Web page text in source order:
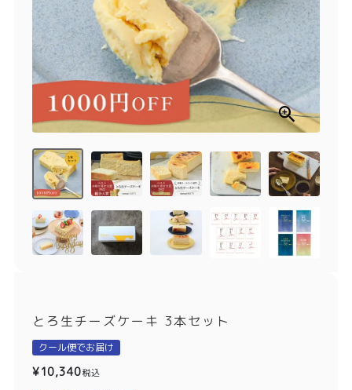
とろ生 まとめ買いお得
セット
お中元
紅茶toroaTea
メルマガ会員様限定
toroa夏のアウトレッ
トセール
濃抹茶とろ生ガトーシ
ョコラ
とろ生シュー
クッキー缶
お誕生日セット
手さげ袋
季節限定
¥2,000〜¥3,999
〜¥1,999
¥4,000〜¥5,999
とろ生チーズケーキ 3本セット
クール便でお届け
¥10,340税込